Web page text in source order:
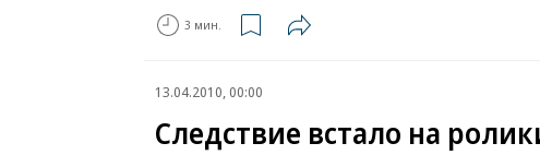
3 мин.
13.04.2010, 00:00
Следствие встало на